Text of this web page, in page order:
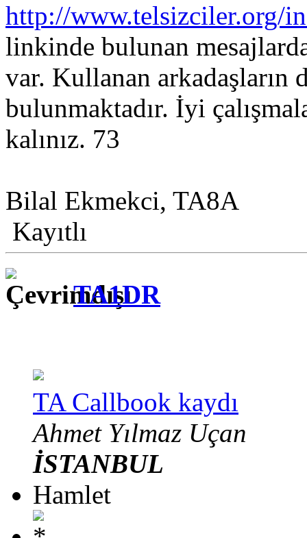
http://www.telsizciler.org/
linkinde bulunan
var. Kullanan
bulunmaktadır. İyi
kalınız. 73
Bilal Ekmekci, TA8A
Kayıtlı
TA1DR
TA Callbook kaydı
Ahmet Yılmaz Uçan
İSTANBUL
Hamlet